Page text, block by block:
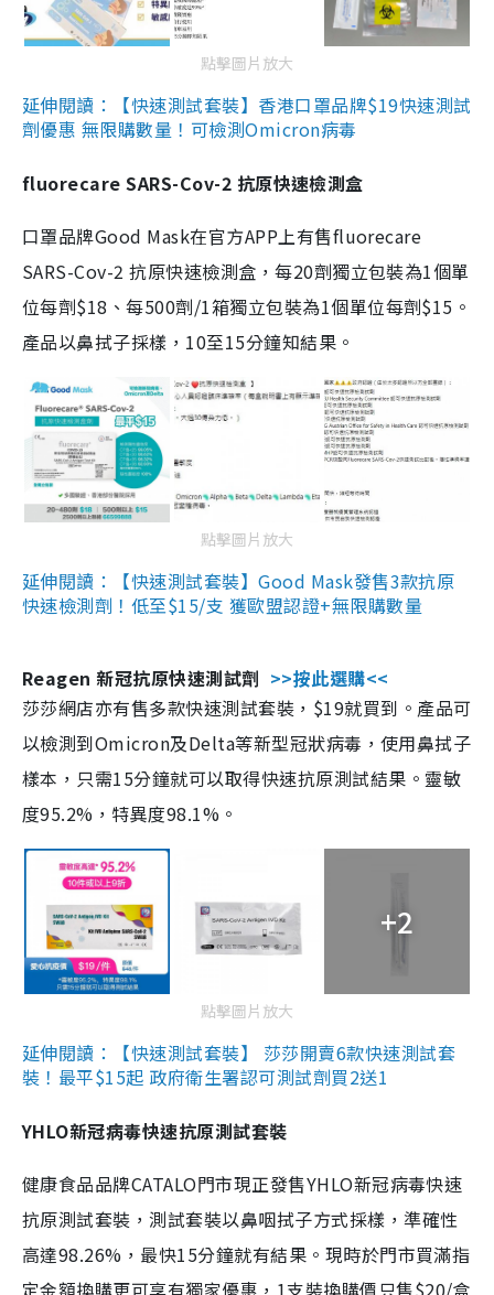
點擊圖片放大
延伸閱讀：【快速測試套裝】香港口罩品牌$19快速測試
劑優惠 無限購數量！可檢測Omicron病毒
fluorecare SARS-Cov-2 抗原快速檢測盒
口罩品牌Good Mask在官方APP上有售fluorecare
SARS-Cov-2 抗原快速檢測盒，每20劑獨立包裝為1個單
位每劑$18、每500劑/1箱獨立包裝為1個單位每劑$15。
產品以鼻拭子採樣，10至15分鐘知結果。
點擊圖片放大
延伸閱讀：【快速測試套裝】Good Mask發售3款抗原
快速檢測劑！低至$15/支 獲歐盟認證+無限購數量
Reagen 新冠抗原快速測試劑 >>按此選購<<
莎莎網店亦有售多款快速測試套裝，$19就買到。產品可
以檢測到Omicron及Delta等新型冠狀病毒，使用鼻拭子
樣本，只需15分鐘就可以取得快速抗原測試結果。靈敏
度95.2%，特異度98.1%。
+2
點擊圖片放大
延伸閱讀：【快速測試套裝】 莎莎開賣6款快速測試套
裝！最平$15起 政府衛生署認可測試劑買2送1
YHLO新冠病毒快速抗原測試套裝
健康食品品牌CATALO門市現正發售YHLO新冠病毒快速
抗原測試套裝，測試套裝以鼻咽拭子方式採樣，準確性
高達98.26%，最快15分鐘就有結果。現時於門市買滿指
定金額換購更可享有獨家優惠，1支裝換購價只售$20/盒